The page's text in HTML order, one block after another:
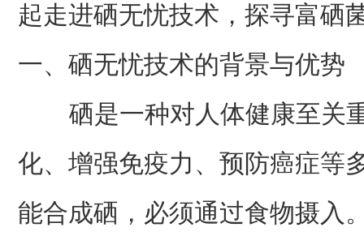
起走进硒无忧技术，探寻富硒
一、硒无忧技术的背景与优势
硒是一种对人体健康至关
化、增强免疫力、预防癌症等
能合成硒，必须通过食物摄入